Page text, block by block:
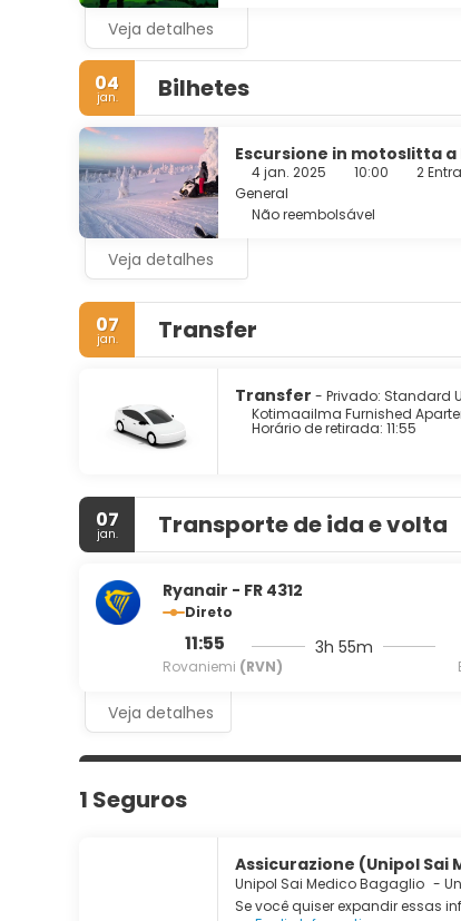
Veja detalhes
04
jan. Bilhetes
Escursione in motoslitta a
4 jan. 2025 10:00 2
General
Não reembolsável
Veja detalhes
07
jan. Transfer
Transfer - Privado: Standard
Kotimaailma Furnished
Horário de retirada: 11:55
07
jan. Transporte de ida e volta
Ryanair - FR 4312
Direto
11:55
Rovaniemi (RVN)
3h 55m
Veja detalhes
1 Seguros
Assicurazione (Unipol Sai
Unipol Sai Medico Bagaglio -
Se você quiser expandir essas